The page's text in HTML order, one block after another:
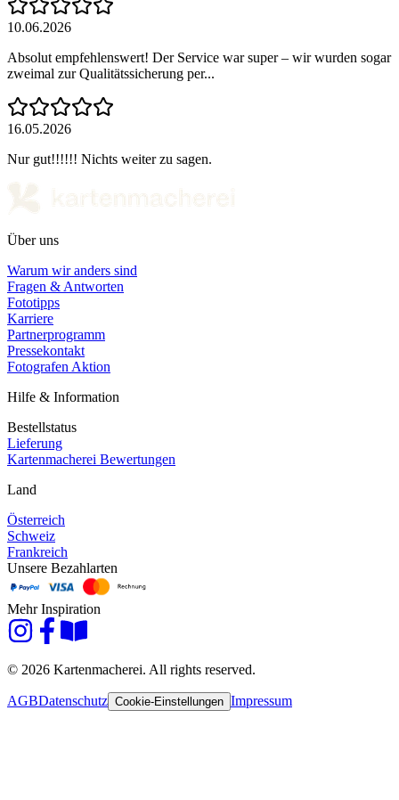
10.06.2026
Absolut empfehlenswert! Der Service war super – wir wurden sogar
zweimal zur Qualitätssicherung per...
16.05.2026
Nur gut!!!!!! Nichts weiter zu sagen.
Über uns
Warum wir anders sind
Fragen & Antworten
Fototipps
Karriere
Partnerprogramm
Pressekontakt
Fotografen Aktion
Hilfe & Information
Bestellstatus
Lieferung
Kartenmacherei Bewertungen
Land
Österreich
Schweiz
Frankreich
Unsere Bezahlarten
Mehr Inspiration
© 2026 Kartenmacherei. All rights reserved.
AGBDatenschutz Cookie-Einstellungen Impressum